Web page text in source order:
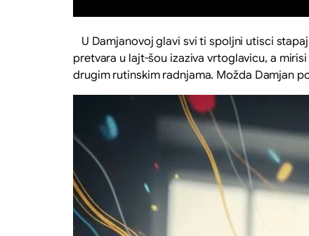
U Damjanovoj glavi svi ti spoljni utisci
pretvara u lajt-šou izaziva vrtoglavicu, a
drugim rutinskim radnjama. Možda Damjan